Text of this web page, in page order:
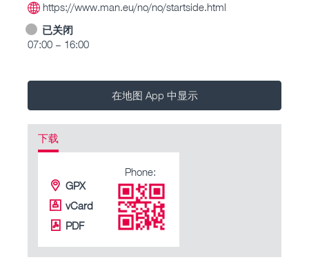
https://www.man.eu/no/no/startside.html
已关闭
07:00 – 16:00
在地图 App 中显示
下载
GPX
vCard
PDF
Phone: